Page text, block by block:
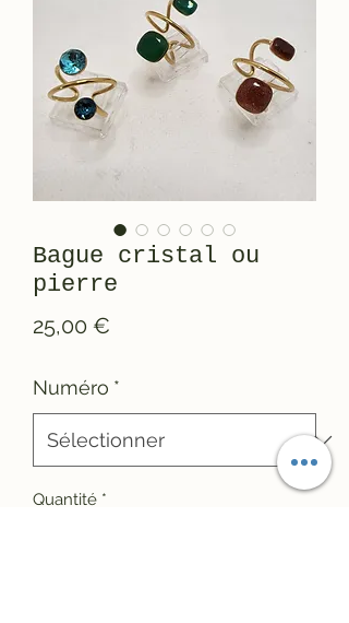
Bague cristal ou
pierre
25,00 €
Numéro *
Quantité *